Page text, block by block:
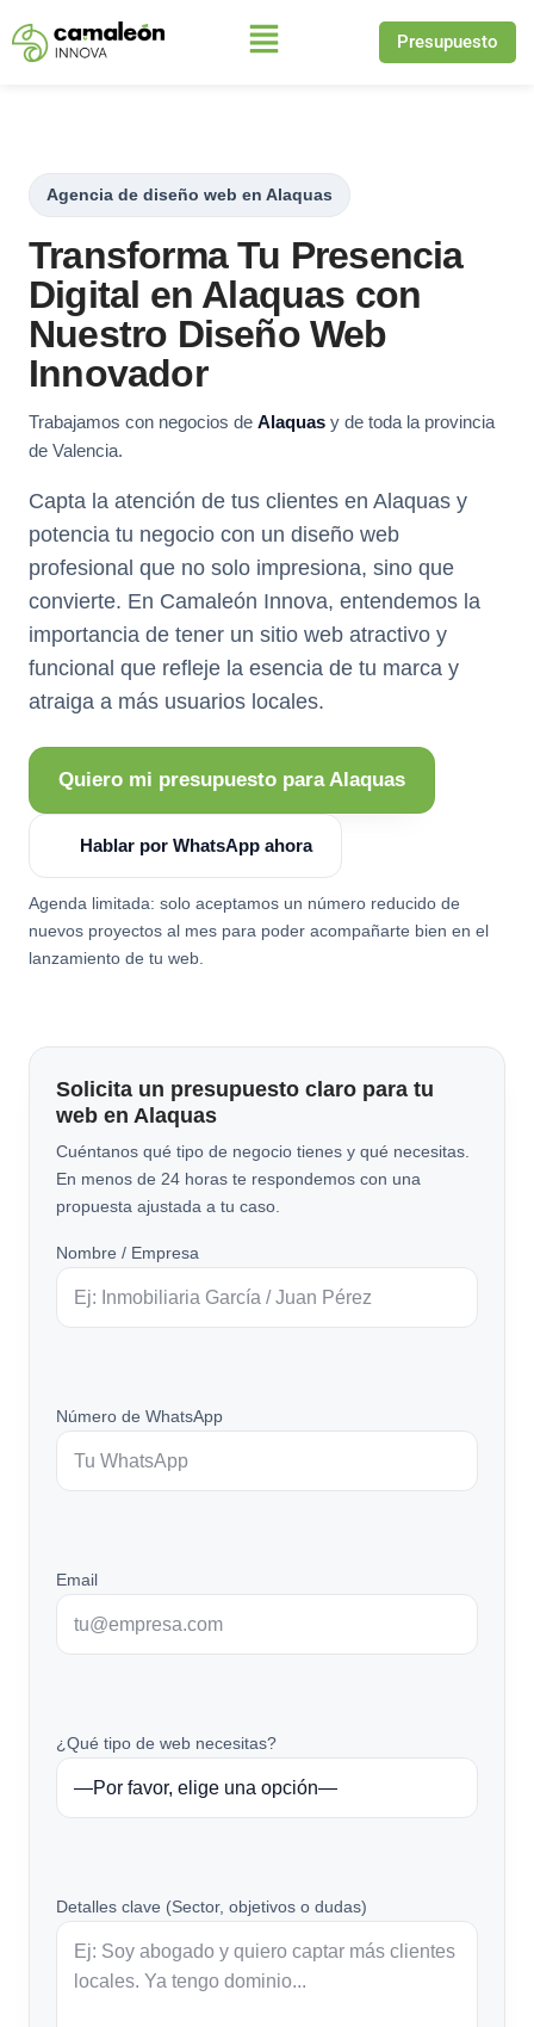
Saltar
Presupuesto
Agencia de diseño web en Alaquas
Transforma Tu Presencia
Digital en Alaquas con
Nuestro Diseño Web
Innovador
Trabajamos con negocios de Alaquas y de toda la provincia
de Valencia.
Capta la atención de tus clientes en Alaquas y
potencia tu negocio con un diseño web
profesional que no solo impresiona, sino que
convierte. En Camaleón Innova, entendemos la
importancia de tener un sitio web atractivo y
funcional que refleje la esencia de tu marca y
atraiga a más usuarios locales.
Quiero mi presupuesto para Alaquas
Hablar por WhatsApp ahora
Agenda limitada: solo aceptamos un número reducido de
nuevos proyectos al mes para poder acompañarte bien en el
lanzamiento de tu web.
Solicita un presupuesto claro para tu
web en Alaquas
Cuéntanos qué tipo de negocio tienes y qué necesitas.
En menos de 24 horas te respondemos con una
propuesta ajustada a tu caso.
Nombre / Empresa
Número de WhatsApp
Email
¿Qué tipo de web necesitas?
Detalles clave (Sector, objetivos o dudas)